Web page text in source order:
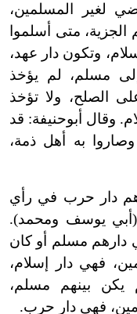
لغير المسلمين،
متى أسلموا
وتكون دار عهد،
إلى مسلم، لم يؤخذ
الصلح، ولا تؤخذ
وقال أبوحنيفة: قد
به أهل ذمة،
دار حرب في رأي
(أبي يوسف ومحمد).
دارهم مسلم أو كان
فهي دار إسلام،
يكن بينهم مسلم،
فهي دار حرب.